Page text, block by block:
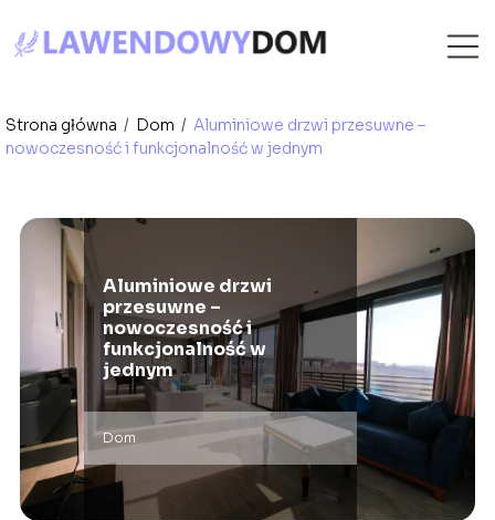
Strona główna / Dom / Aluminiowe drzwi przesuwne –
nowoczesność i funkcjonalność w jednym
Aluminiowe drzwi
przesuwne –
nowoczesność i
funkcjonalność w
jednym
Dom